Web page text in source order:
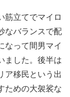
筋立てでマイロ
なバランスで配
なって間男マイ
ました。後半は
ア移民という出
ための大袈裟な